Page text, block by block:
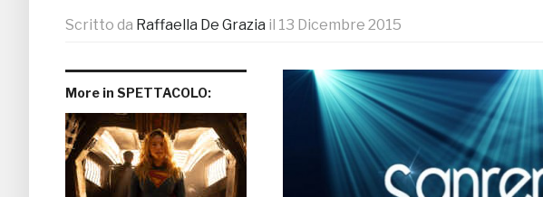
Scritto da Raffaella De Grazia il 13 Dicembre 2015
More in SPETTACOLO: